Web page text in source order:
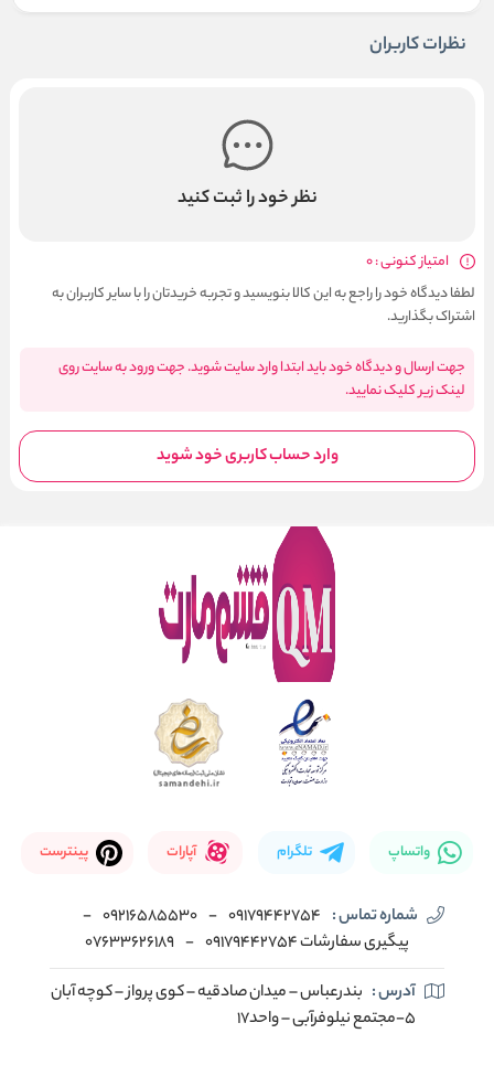
نظرات کاربران
نظر خود را ثبت کنید
امتیاز کنونی : 0
لطفا دیدگاه خود را راجع به این کالا بنویسید و تجربه خریدتان را با سایر کاربران به
اشتراک بگذارید.
جهت ارسال و دیدگاه خود باید ابتدا وارد سایت شوید. جهت ورود به سایت روی
لینک زیر کلیک نمایید.
وارد حساب کاربری خود شوید
واتساپ تلگرام آپارات پینترست
شماره تماس : 09179442754
-
09216585530
-
پیگیری سفارشات 09179442754
-
07633626189
آدرس : بندرعباس – میدان صادقیه – کوی پرواز – کوچه آبان
5-مجتمع نیلوفرآبی – واحد17